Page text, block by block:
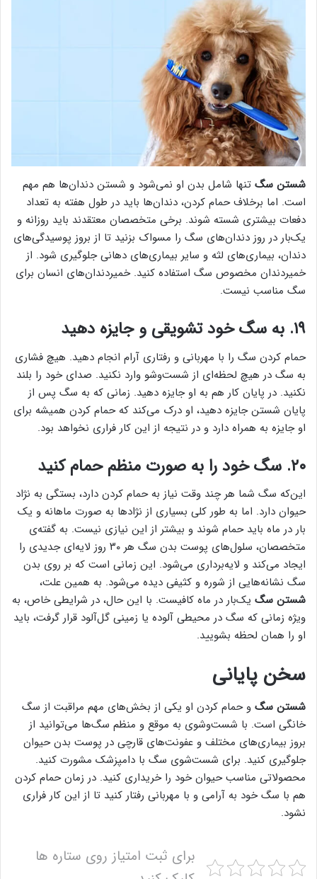
شستن سگ تنها شامل بدن او نمی‌شود و شستن دندان‌ها هم مهم
است. اما برخلاف حمام کردن، دندان‌ها باید در طول هفته به تعداد
دفعات بیشتری شسته شوند. برخی متخصصان معتقدند باید روزانه و
یک‌بار در روز دندان‌های سگ را مسواک بزنید تا از بروز پوسیدگی‌های
دندان، بیماری‌های لثه و سایر بیماری‌های دهانی جلوگیری شود. از
خمیردندان مخصوص سگ استفاده کنید. خمیردندان‌های انسان برای
سگ مناسب نیست.
۱۹. به سگ خود تشویقی و جایزه دهید
حمام کردن سگ را با مهربانی و رفتاری آرام انجام دهید. هیچ فشاری
به سگ در هیچ لحظه‌ای از شست‌وشو وارد نکنید. صدای خود را بلند
نکنید. در پایان کار هم به او جایزه دهید. زمانی که به سگ پس از
پایان شستن جایزه دهید، او درک می‌کند که حمام کردن همیشه برای
او جایزه به همراه دارد و در نتیجه از این کار فراری نخواهد بود.
۲۰. سگ خود را به صورت منظم حمام کنید
این‌که سگ شما هر چند وقت نیاز به حمام کردن دارد، بستگی به نژاد
حیوان دارد. اما به طور کلی بسیاری از نژادها به صورت ماهانه و یک
بار در ماه باید حمام شوند و بیشتر از این نیازی نیست. به گفته‌ی
متخصصان، سلول‌های پوست بدن سگ هر ۳۰ روز لایه‌ای جدیدی را
ایجاد می‌کند و لایه‌برداری می‌شود. این زمانی است که بر روی بدن
سگ نشانه‌هایی از شوره و کثیفی دیده می‌شود. به همین علت،
شستن سگ یک‌بار در ماه کافیست. با این حال، در شرایطی خاص، به
ویژه زمانی که سگ در محیطی آلوده یا زمینی گل‌آلود قرار گرفت، باید
او را همان لحظه بشویید.
سخن پایانی
شستن سگ و حمام کردن او یکی از بخش‌های مهم مراقبت از سگ
خانگی است. با شست‌وشوی به موقع و منظم سگ‌ها می‌توانید از
بروز بیماری‌های مختلف و عفونت‌های قارچی در پوست بدن حیوان
جلوگیری کنید. برای شست‌شوی سگ با دامپزشک مشورت کنید.
محصولاتی مناسب حیوان خود را خریداری کنید. در زمان حمام کردن
هم با سگ خود به آرامی و با مهربانی رفتار کنید تا از این کار فراری
نشود.
برای ثبت امتیاز روی ستاره ها